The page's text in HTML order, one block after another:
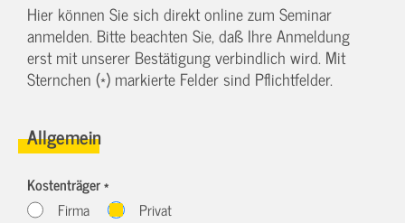
Hier können Sie sich direkt online zum Seminar
anmelden. Bitte beachten Sie, daß Ihre Anmeldung
erst mit unserer Bestätigung verbindlich wird. Mit
Sternchen (*) markierte Felder sind Pflichtfelder.
Allgemein
Kostenträger *
Firma
Privat